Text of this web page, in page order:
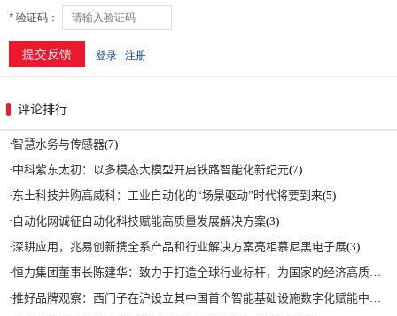
评论排行
·智慧水务与传感器(7)
·中科紫东太初：以多模态大模型开启铁路智能化新纪元(7)
·东土科技并购高威科：工业自动化的“场景驱动”时代将要到来(5)
· 自动化网诚征自动化科技赋能高质量发展解决方案(3)
·深耕应用，兆易创新携全系产品和行业解决方案亮相慕尼黑电子展(3)
·恒力集团董事长陈建华：致力于打造全球行业标杆，为国家的经济高质量发展贡献更大力量|上海电气集团党委书记、董事长吴磊来访
·推好品牌观察：西门子在沪设立其中国首个智能基础设施数字化赋能中心